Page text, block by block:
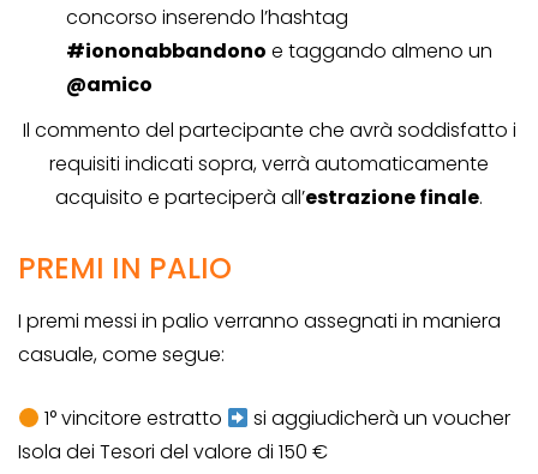
concorso inserendo l’hashtag
#iononabbandono e taggando almeno un
@amico
Il commento del partecipante che avrà soddisfatto i
requisiti indicati sopra, verrà automaticamente
acquisito e parteciperà all’estrazione finale.
PREMI IN PALIO
I premi messi in palio verranno assegnati in maniera
casuale, come segue:
1° vincitore estratto
si aggiudicherà un voucher
Isola dei Tesori del valore di 150 €